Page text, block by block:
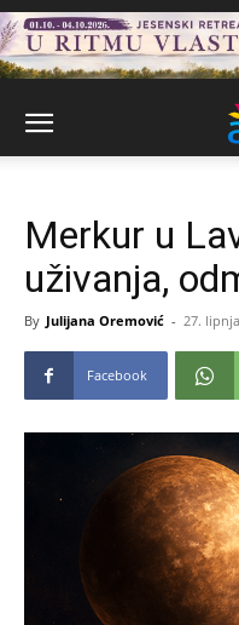
Merkur u
uživanja,
By Julijana Oremović - 27.
Facebook